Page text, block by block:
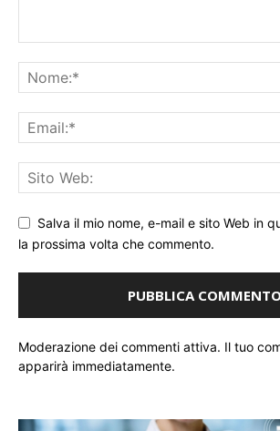
Salva il mio nome, e-mail e sito Web in
la prossima volta che commento.
Moderazione dei commenti attiva. Il tuo
apparirà immediatamente.